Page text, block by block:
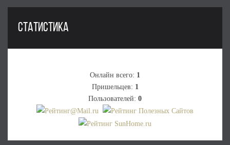
СТАТИСТИКА
Онлайн всего: 1
Пришельцев: 1
Пользователей: 0